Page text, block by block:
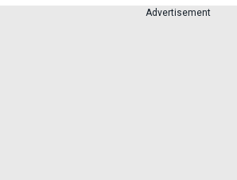
Advertisement